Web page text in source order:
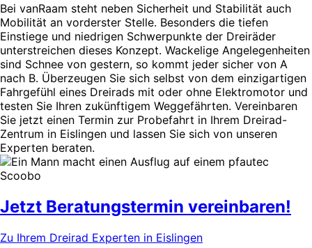
Bei vanRaam steht neben Sicherheit und Stabilität auch
Mobilität an vorderster Stelle. Besonders die tiefen
Einstiege und niedrigen Schwerpunkte der Dreiräder
unterstreichen dieses Konzept. Wackelige Angelegenheiten
sind Schnee von gestern, so kommt jeder sicher von A
nach B. Überzeugen Sie sich selbst von dem einzigartigen
Fahrgefühl eines Dreirads mit oder ohne Elektromotor und
testen Sie Ihren zukünftigem Weggefährten. Vereinbaren
Sie jetzt einen Termin zur Probefahrt in Ihrem Dreirad-
Zentrum in Eislingen und lassen Sie sich von unseren
Experten beraten.
Jetzt Beratungstermin vereinbaren!
Zu Ihrem Dreirad Experten in Eislingen